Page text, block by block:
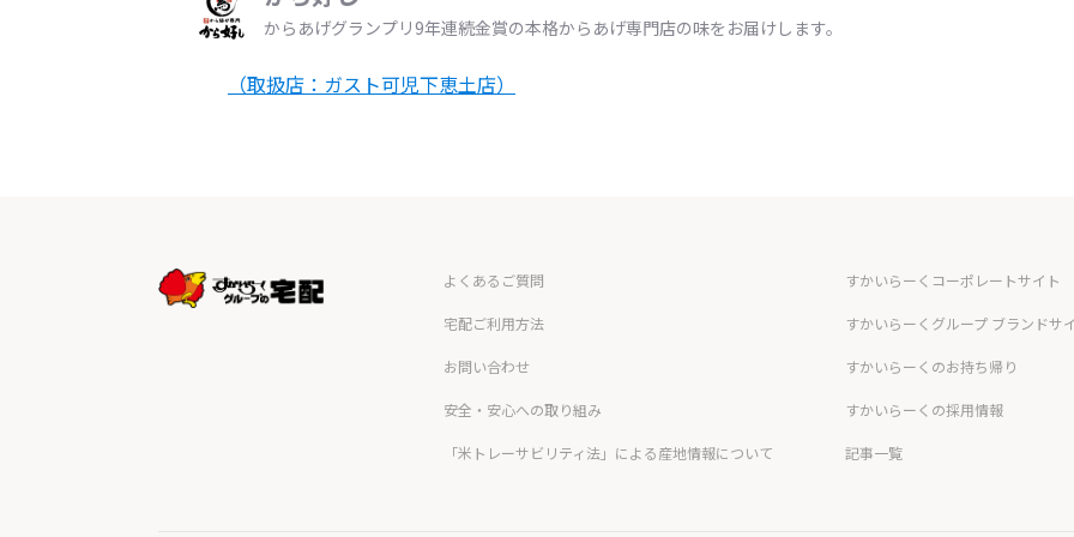
からあげグランプリ9年連続金賞の本格からあげ専門店の味をお届けします。
（取扱店：ガスト可児下恵土店）
よくあるご質問
宅配ご利用方法
お問い合わせ
安全・安心への取り組み
「米トレーサビリティ法」による産地情報について
すかいらーくコーポレートサイト
すかいらーくグループ ブランドサ
すかいらーくのお持ち帰り
すかいらーくの採用情報
記事一覧